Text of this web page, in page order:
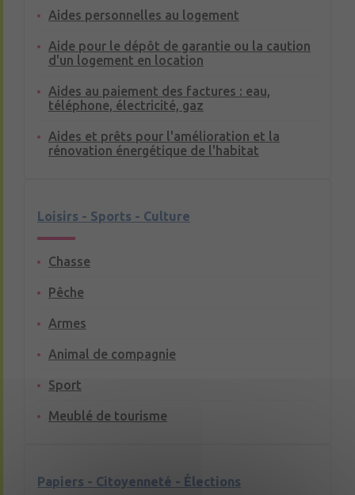
Aides personnelles au logement
Aide pour le dépôt de garantie ou la caution
d'un logement en location
Aides au paiement des factures : eau,
téléphone, électricité, gaz
Aides et prêts pour l'amélioration et la
rénovation énergétique de l'habitat
Loisirs - Sports - Culture
Chasse
Pêche
Armes
Animal de compagnie
Sport
Meublé de tourisme
Papiers - Citoyenneté - Élections